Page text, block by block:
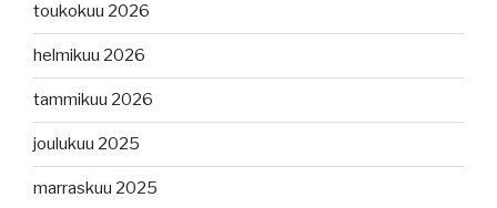
toukokuu 2026
helmikuu 2026
tammikuu 2026
joulukuu 2025
marraskuu 2025